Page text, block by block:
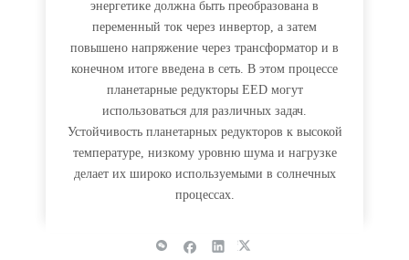
энергетике должна быть преобразована в
переменный ток через инвертор, а затем
повышено напряжение через трансформатор и в
конечном итоге введена в сеть. В этом процессе
планетарные редукторы EED могут
использоваться для различных задач.
Устойчивость планетарных редукторов к высокой
температуре, низкому уровню шума и нагрузке
делает их широко используемыми в солнечных
процессах.